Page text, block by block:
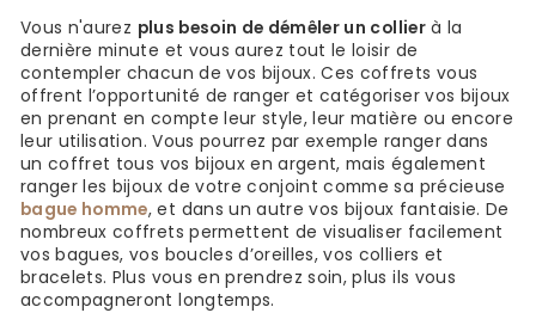
Vous n'aurez plus besoin de démêler un collierà la
dernière minute et vous aurez tout le loisir de
contempler chacun de vos bijoux. Ces coffrets vous
offrent l’opportunité de ranger et catégoriser vos bijoux
en prenant en compte leur style, leur matière ou encore
leur utilisation. Vous pourrez par exemple ranger dans
un coffret tous vos bijoux en argent, mais également
ranger les bijoux de votre conjoint comme sa précieuse
bague homme, et dans un autre vos bijoux fantaisie. De
nombreux coffrets permettent de visualiser facilement
vos bagues, vos boucles d’oreilles, vos colliers et
bracelets. Plus vous en prendrez soin, plus ils vous
accompagneront longtemps.